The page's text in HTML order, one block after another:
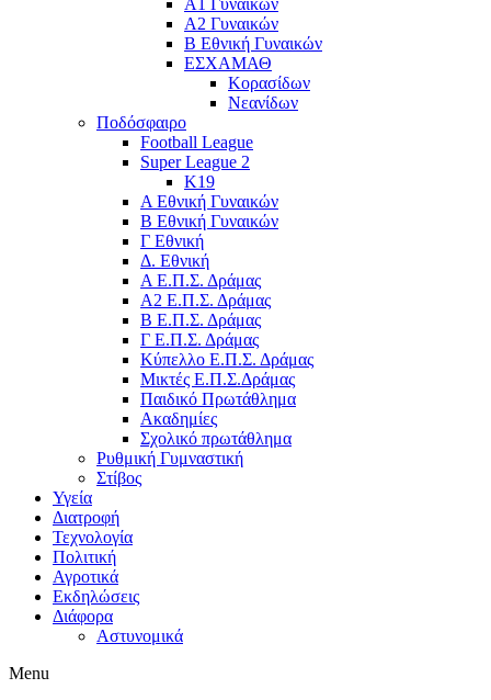
Α1 Γυναικών
Α2 Γυναικών
Β Εθνική Γυναικών
ΕΣΧΑΜΑΘ
Κορασίδων
Νεανίδων
Ποδόσφαιρο
Football League
Super League 2
Κ19
A Εθνική Γυναικών
Β Εθνική Γυναικών
Γ Εθνική
Δ. Εθνική
Α Ε.Π.Σ. Δράμας
Α2 Ε.Π.Σ. Δράμας
Β Ε.Π.Σ. Δράμας
Γ Ε.Π.Σ. Δράμας
Κύπελλο Ε.Π.Σ. Δράμας
Μικτές Ε.Π.Σ.Δράμας
Παιδικό Πρωτάθλημα
Ακαδημίες
Σχολικό πρωτάθλημα
Ρυθμική Γυμναστική
Στίβος
Υγεία
Διατροφή
Τεχνολογία
Πολιτική
Αγροτικά
Εκδηλώσεις
Διάφορα
Αστυνομικά
Menu